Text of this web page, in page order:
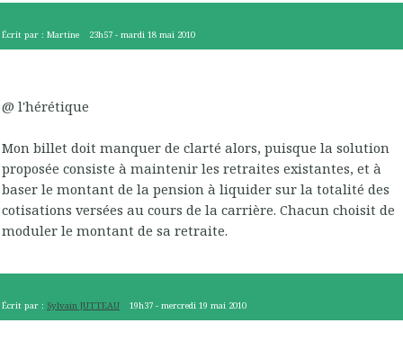
Écrit par : Martine 23h57 -mardi 18 mai 2010
@ l'hérétique
Mon billet doit manquer de clarté alors, puisque la solution
proposée consiste à maintenir les retraites existantes, et à
baser le montant de la pension à liquider sur la totalité des
cotisations versées au cours de la carrière. Chacun choisit de
moduler le montant de sa retraite.
Écrit par : Sylvain JUTTEAU 19h37 -mercredi 19 mai 2010